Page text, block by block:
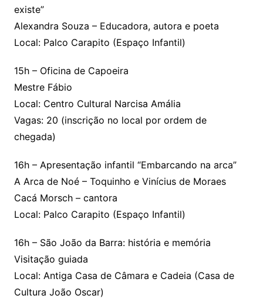
existe”
Alexandra Souza – Educadora, autora e poeta
Local: Palco Carapito (Espaço Infantil)
15h – Oficina de Capoeira
Mestre Fábio
Local: Centro Cultural Narcisa Amália
Vagas: 20 (inscrição no local por ordem de
chegada)
16h – Apresentação infantil “Embarcando na arca”
A Arca de Noé – Toquinho e Vinícius de Moraes
Cacá Morsch – cantora
Local: Palco Carapito (Espaço Infantil)
16h – São João da Barra: história e memória
Visitação guiada
Local: Antiga Casa de Câmara e Cadeia (Casa de
Cultura João Oscar)